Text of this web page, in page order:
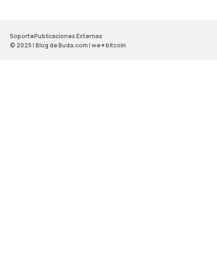
SoportePublicaciones Externas
© 2025 | Blog de Buda.com | we ♥ bitcoin